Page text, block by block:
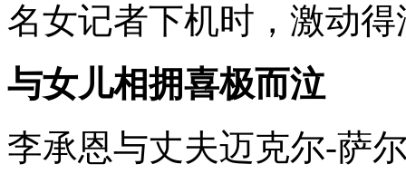
名女记者下机时，激动
与女儿相拥喜极而泣
李承恩与丈夫迈克尔-萨